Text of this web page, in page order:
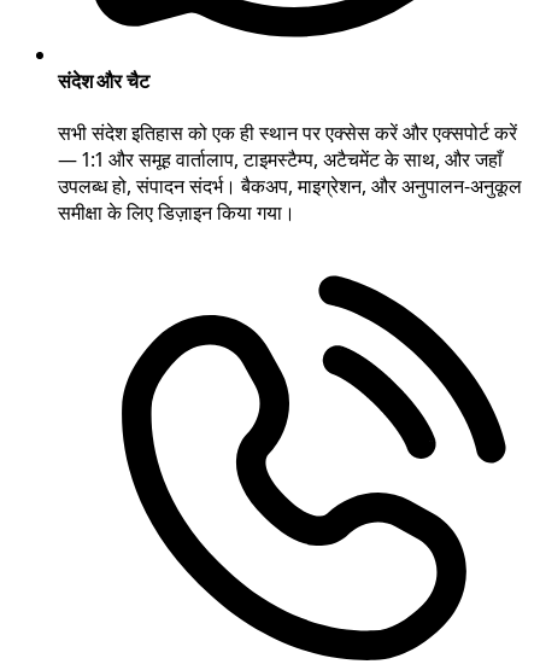
संदेश और चैट
सभी संदेश इतिहास को एक ही स्थान पर एक्सेस करें और एक्सपोर्ट करें
— 1:1 और समूह वार्तालाप, टाइमस्टैम्प, अटैचमेंट के साथ, और जहाँ
उपलब्ध हो, संपादन संदर्भ। बैकअप, माइग्रेशन, और अनुपालन-अनुकूल
समीक्षा के लिए डिज़ाइन किया गया।